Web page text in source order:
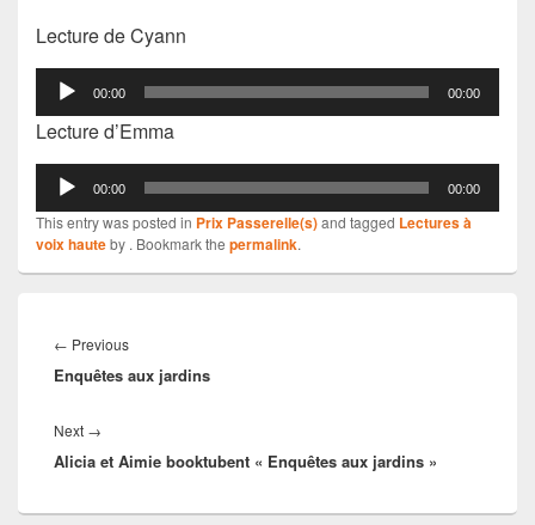
Lecture de Cyann
Lecteur
audio
00:00 00:00
Lecture d’Emma
Lecteur
audio
00:00 00:00
This entry was posted in Prix Passerelle(s)and tagged Lectures à
voix hauteby . Bookmark the permalink.
de
l’article
← PreviousPrevious
post:
Enquêtes aux jardins
Next →
post:
Alicia et Aimie booktubent « Enquêtes aux jardins »